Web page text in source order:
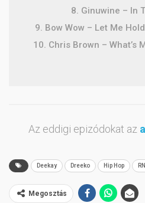
8. Ginuwine – In
9. Bow Wow – Let Me
10. Chris Brown – What’s
Az eddigi epizódokat az
Deekay Dreeko Hip Hop
Megosztás